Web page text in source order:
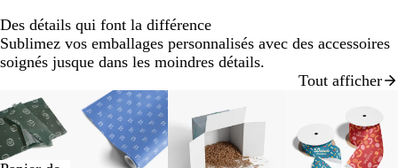
Des détails qui font la différence
Sublimez vos emballages personnalisés avec des accessoires
soignés jusque dans les moindres détails.
Tout afficher
Nouvelles options
Diapositives
1
à
2